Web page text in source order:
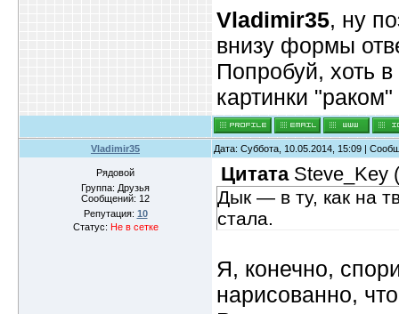
Vladimir35, ну
внизу формы
Попробуй, хоть
картинки
Vladimir35 Дата: Суббота, 10.05.2014, 15:09 |
Рядовой
Группа: Друзья
Сообщений: 12
Репутация: 10
Статус: Не в сетке
Цитата Steve_Key (
Дык — в ту, как на
стала.
Я, конечно,
нарисованно,